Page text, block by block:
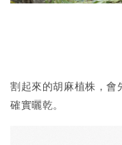
割起來的胡麻植株，會
確實曬乾。